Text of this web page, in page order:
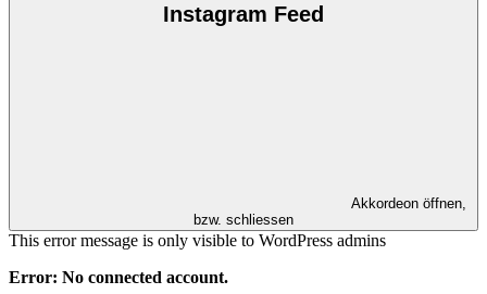
Instagram Feed
Akkordeon öffnen,
bzw. schliessen
This error message is only visible to WordPress admins
Error: No connected account.